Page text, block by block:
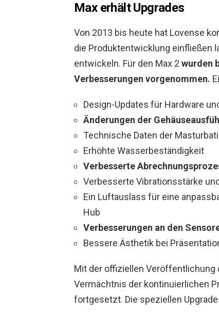
Max erhält Upgrades
Von 2013 bis heute hat Lovense
die Produktentwicklung einfließen
entwickeln. Für den Max 2 wurden
Verbesserungen vorgenommen.
Design-Updates für Hardware
Änderungen der
Technische Daten der
Erhöhte Wasserbeständigkeit
Verbesserte
Verbesserte Vibrationsstärke
Ein Luftauslass für eine
Hub
Verbesserungen an den
Bessere Ästhetik bei
Mit der offiziellen Veröffentlichung
Vermächtnis der kontinuierlichen
fortgesetzt. Die speziellen